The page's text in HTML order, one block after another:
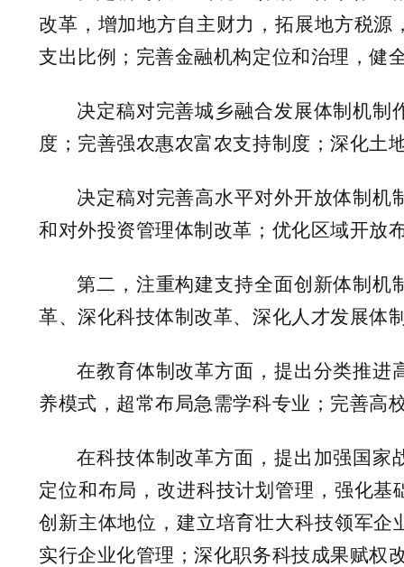
改革，增加地方自主财力，拓展地方税
支出比例；完善金融机构定位和治理，健
决定稿对完善城乡融合发展体制机
度；完善强农惠农富农支持制度；深化土
决定稿对完善高水平对外开放体制
和对外投资管理体制改革；优化区域开放
第二，注重构建支持全面创新体制机
革、深化科技体制改革、深化人才发展体
在教育体制改革方面，提出分类推进
养模式，超常布局急需学科专业；完善高
在科技体制改革方面，提出加强国家
定位和布局，改进科技计划管理，强化
创新主体地位，建立培育壮大科技领军
实行企业化管理；深化职务科技成果赋权